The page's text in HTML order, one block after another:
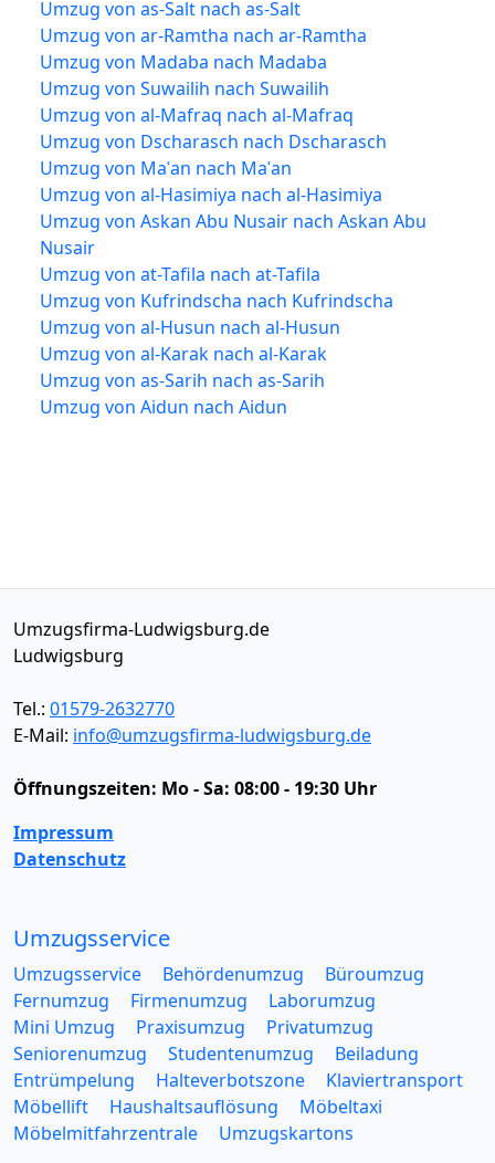
Umzug von as-Salt nach as-Salt
Umzug von ar-Ramtha nach ar-Ramtha
Umzug von Madaba nach Madaba
Umzug von Suwailih nach Suwailih
Umzug von al-Mafraq nach al-Mafraq
Umzug von Dscharasch nach Dscharasch
Umzug von Maʿan nach Maʿan
Umzug von al-Hasimiya nach al-Hasimiya
Umzug von Askan Abu Nusair nach Askan Abu
Nusair
Umzug von at-Tafila nach at-Tafila
Umzug von Kufrindscha nach Kufrindscha
Umzug von al-Husun nach al-Husun
Umzug von al-Karak nach al-Karak
Umzug von as-Sarih nach as-Sarih
Umzug von Aidun nach Aidun
Umzugsfirma-Ludwigsburg.de
Ludwigsburg
Tel.: 01579-2632770
E-Mail: info@umzugsfirma-ludwigsburg.de
Öffnungszeiten: Mo - Sa: 08:00 - 19:30 Uhr
Impressum
Datenschutz
Umzugsservice
Umzugsservice Behördenumzug
Büroumzug
Fernumzug
Firmenumzug
Laborumzug
Mini Umzug
Praxisumzug
Privatumzug
Seniorenumzug
Studentenumzug
Beiladung
Entrümpelung
Halteverbotszone
Klaviertransport
Möbellift
Haushaltsauflösung
Möbeltaxi
Möbelmitfahrzentrale
Umzugskartons